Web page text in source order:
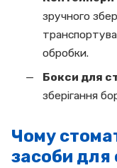
зручного
обробки.
Бокси для
зберігання
Чому
засоби для